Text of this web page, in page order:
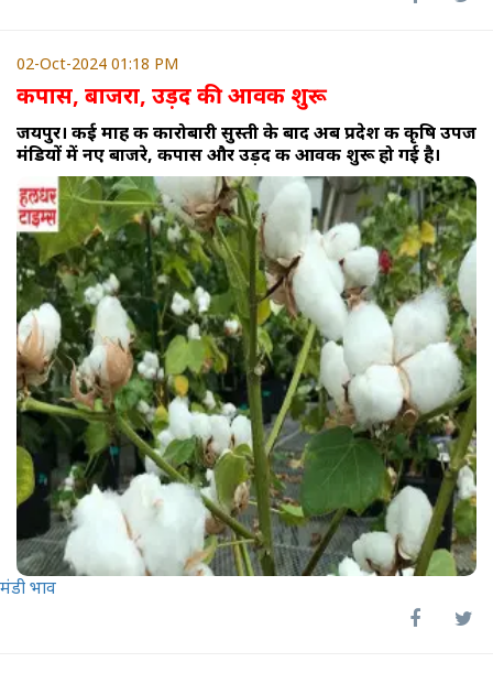
02-Oct-2024 01:18 PM
कपास, बाजरा, उड़द की आवक शुरू
जयपुर। कई माह की कारोबारी सुस्ती के बाद अब प्रदेश की कृषि उपज
मंडियों में नए बाजरे, कपास और उड़द की आवक शुरू हो गई है।
मंडी भाव